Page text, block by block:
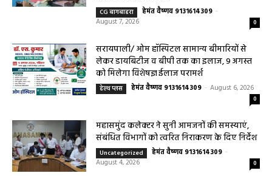
सरायपाली हेमंत वैष्णव 9131614309 - July 31, 2026 0
हेल्थ प्लस